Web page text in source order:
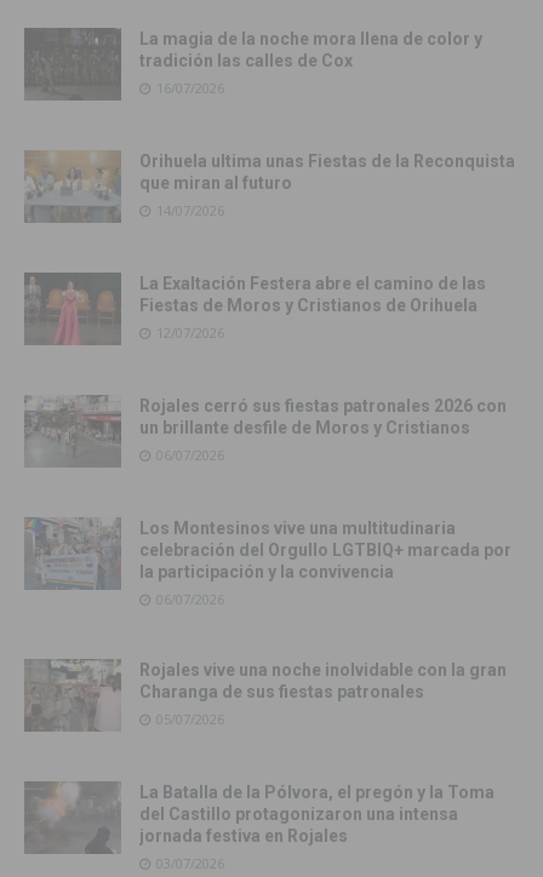
La magia de la noche mora llena de color y
tradición las calles de Cox
16/07/2026
Orihuela ultima unas Fiestas de la Reconquista
que miran al futuro
14/07/2026
La Exaltación Festera abre el camino de las
Fiestas de Moros y Cristianos de Orihuela
12/07/2026
Rojales cerró sus fiestas patronales 2026 con
un brillante desfile de Moros y Cristianos
06/07/2026
Los Montesinos vive una multitudinaria
celebración del Orgullo LGTBIQ+ marcada por
la participación y la convivencia
06/07/2026
Rojales vive una noche inolvidable con la gran
Charanga de sus fiestas patronales
05/07/2026
La Batalla de la Pólvora, el pregón y la Toma
del Castillo protagonizaron una intensa
jornada festiva en Rojales
03/07/2026